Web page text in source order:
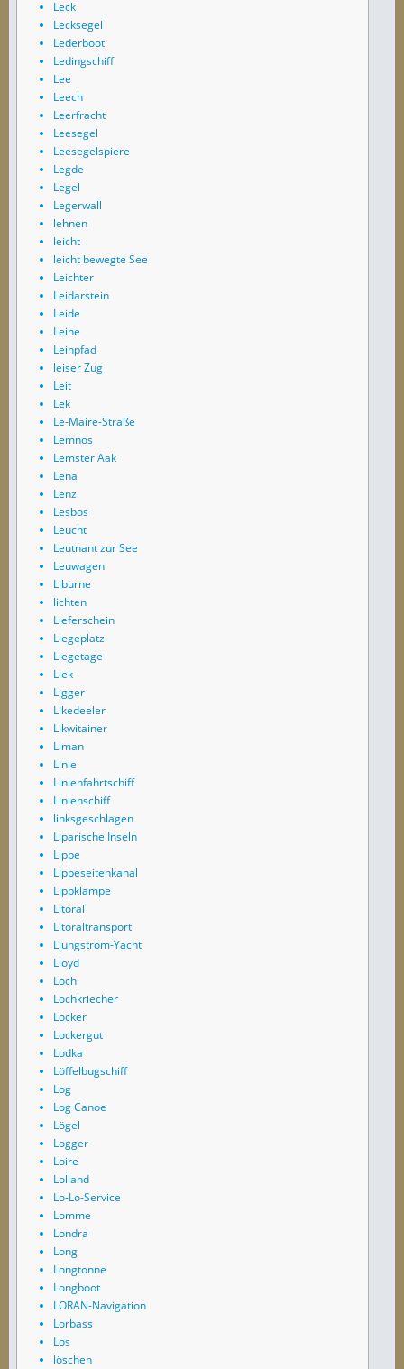
Leck
Lecksegel
Lederboot
Ledingschiff
Lee
Leech
Leerfracht
Leesegel
Leesegelspiere
Legde
Legel
Legerwall
lehnen
leicht
leicht bewegte See
Leichter
Leidarstein
Leide
Leine
Leinpfad
leiser Zug
Leit
Lek
Le-Maire-Straße
Lemnos
Lemster Aak
Lena
Lenz
Lesbos
Leucht
Leutnant zur See
Leuwagen
Liburne
lichten
Lieferschein
Liegeplatz
Liegetage
Liek
Ligger
Likedeeler
Likwitainer
Liman
Linie
Linienfahrtschiff
Linienschiff
linksgeschlagen
Liparische Inseln
Lippe
Lippeseitenkanal
Lippklampe
Litoral
Litoraltransport
Ljungström-Yacht
Lloyd
Loch
Lochkriecher
Locker
Lockergut
Lodka
Löffelbugschiff
Log
Log Canoe
Lögel
Logger
Loire
Lolland
Lo-Lo-Service
Lomme
Londra
Long
Longtonne
Longboot
LORAN-Navigation
Lorbass
Los
löschen